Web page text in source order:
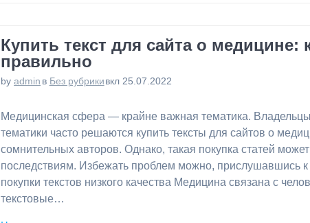
Купить текст для сайта о медицине:
правильно
byadmin в Без рубрикивкл 25.07.2022
⁠Медицинская сфера — крайне важная тематика.
тематики часто решаются купить тексты для сайтов о
сомнительных авторов. Однако, такая покупка статей
последствиям. Избежать проблем можно, прислушавшись
покупки текстов низкого качества Медицина связана с
текстовые…